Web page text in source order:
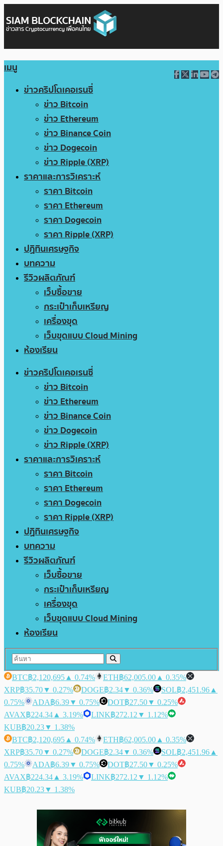
เมนู
ข่าวคริปโตเคอเรนซี่
ข่าว Bitcoin
ข่าว Ethereum
ข่าว Binance Coin
ข่าว Dogecoin
ข่าว Ripple (XRP)
ราคาและการวิเคราะห์
ราคา Bitcoin
ราคา Ethereum
ราคา Dogecoin
ราคา Ripple (XRP)
ปฏิทินเศรษฐกิจ
บทความ
รีวิวผลิตภัณฑ์
เว็บซื้อขาย
กระเป๋าเก็บเหรียญ
เครื่องขุด
เว็บขุดแบบ Cloud Mining
ห้องเรียน
ข่าวคริปโตเคอเรนซี่
ข่าว Bitcoin
ข่าว Ethereum
ข่าว Binance Coin
ข่าว Dogecoin
ข่าว Ripple (XRP)
ราคาและการวิเคราะห์
ราคา Bitcoin
ราคา Ethereum
ราคา Dogecoin
ราคา Ripple (XRP)
ปฏิทินเศรษฐกิจ
บทความ
รีวิวผลิตภัณฑ์
เว็บซื้อขาย
กระเป๋าเก็บเหรียญ
เครื่องขุด
เว็บขุดแบบ Cloud Mining
ห้องเรียน
BTC฿2,120,695 ▲ 0.74% ETH฿62,005.00 ▲ 0.35%
XRP฿35.70▼ 0.27% DOGE฿2.34▼ 0.36% SOL฿2,451.96 ▲
0.75%
ADA฿6.39▼ 0.75% DOT฿27.50▼ 0.25%
AVAX฿224.34 ▲ 3.19% LINK฿272.12 ▼ 1.12%
KUB฿20.23▼ 1.38%
BTC฿2,120,695 ▲ 0.74% ETH฿62,005.00 ▲ 0.35%
XRP฿35.70▼ 0.27% DOGE฿2.34▼ 0.36% SOL฿2,451.96 ▲
0.75%
ADA฿6.39▼ 0.75% DOT฿27.50▼ 0.25%
AVAX฿224.34 ▲ 3.19% LINK฿272.12 ▼ 1.12%
KUB฿20.23▼ 1.38%